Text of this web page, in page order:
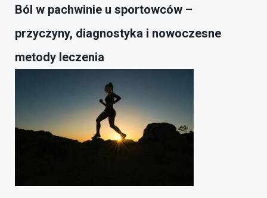
Ból w pachwinie u sportowców –
przyczyny, diagnostyka i nowoczesne
metody leczenia